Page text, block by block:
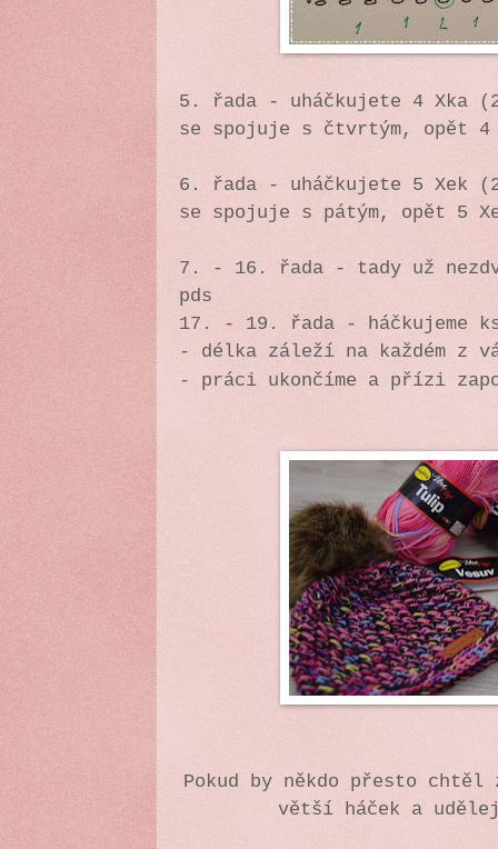
5. řada - uháčkujete 4 Xka
se spojuje s čtvrtým, opět
6. řada - uháčkujete 5 Xek
se spojuje s pátým, opět 5
7. - 16. řada - tady už
pds
17. - 19. řada - háčkujeme
- délka záleží na každém z
- práci ukončíme a přízi
Pokud by někdo přesto chtěl
větší háček a